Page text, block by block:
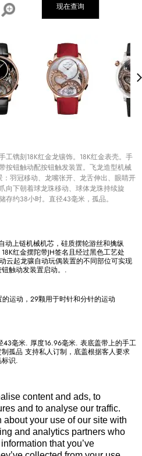
content and ads, to
and to analyse our traffic.
your use of our site with
and analytics partners who
that you’ve
现在查询
工镌刻18K红金龙镶饰。18K红金表壳。手
按钮触动配按钮触发装置。飞龙造型机械
羽冠移动、龙嘴张开、龙舌伸出、眼睛开
向下朝着球龙珠移动、球体龙珠持续旋
存约38小时。直径43毫米，孤品。
动上链机械机芯，硅质摆轮游丝和擒纵
红金摆陀带JH签名且经过黑色工艺处
云起龙骧自动玩偶装置的不同部位可实现
触动发装置启动。.
运动，29颗用于时针和分针的运动
43毫米. 厚度16.96毫米. 表底盖带上的手工
孤品 支持私人订制，底盖根据客人要求
识.
盘以及中央针盘. 手工镌刻18K红金龙元
睛和舌头. 拉长石富拉玄武岩材质的球体